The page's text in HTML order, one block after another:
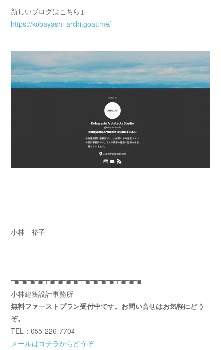
新しいブログはこちら↓
https://kobayashi-archi.goat.me/
小林 裕子
□■□■□■□■□□■□■□■□■□□■□■□■□■□□■□■□■
小林建築設計事務所
無料ファーストプラン受付中です。お問い合せはお気軽にどう
ぞ。
TEL：055-226-7704
メールはコチラからどうぞ